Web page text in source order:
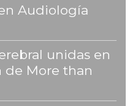
Audiología
unidas en
de More than